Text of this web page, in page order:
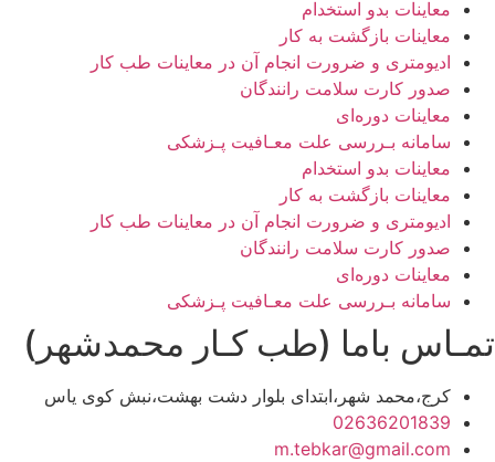
معاینات بدو استخدام
معاینات بازگشت به کار
ادیومتری و ضرورت انجام آن در معاینات طب کار
صدور کارت سلامت رانندگان
معاینات دوره‌ای
سامانه بـررسی علت معـافیت پـزشکی
معاینات بدو استخدام
معاینات بازگشت به کار
ادیومتری و ضرورت انجام آن در معاینات طب کار
صدور کارت سلامت رانندگان
معاینات دوره‌ای
سامانه بـررسی علت معـافیت پـزشکی
تمـاس باما (طب کـار محمدشهر)
کرج،محمد شهر،ابتدای بلوار دشت بهشت،نبش کوی یاس
02636201839
m.tebkar@gmail.com